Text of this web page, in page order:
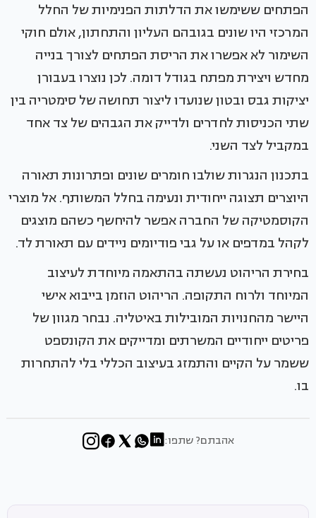
הפתחים ששימשו את הדלתות הפנימיות של החלל
המרכזי היו שונים בגובהם העליון והתחתון, אולם חוקי
השימור לא אפשרו את הריסת הפתחים לצורך בנייה
מחדש ויצירת מפתח בגודל דומה. לכן נוצרו בעבורן
יציקות גבס ובטון שנועדו ליצור תחושה של סימטריה בין
שתי הכניסות לחדרים ולדייק את הגבהים של צד אחד
במקביל לצד השני.
בתכנון הנגרות שולבו חומרים שונים ופתרונות תאורה
היוצרים תצוגה ייחודית ונעימה בחלל המשותף. אל מוצרי
הקוסמטיקה של החברה אפשר להיחשף כשהם מוצגים
לקהל במדפים או על גבי פודיומים ניידים עם תאורת לד.
בחירת הריהוט נעשתה בהתאמה מיוחדת לעיצוב
המיוחד ולרוח התקופה. הריהוט הוזמן בייבוא אישי
היישר מהחנויות המובילות באיטליה. נבחר מגוון של
פריטים ייחודיים המשרתים ומדייקים את הקונספט
ששמר על הקיים והתמזג בעיצוב הכללי בלי להתחרות
בו.
אהבתם? שתפו: